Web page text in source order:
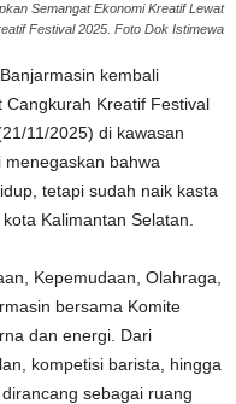
Semangat Ekonomi Kreatif Lewat
Festival 2025. Foto Dok Istimewa
kembali
Kreatif Festival
11/2025) di kawasan
bahwa
tetapi sudah naik kasta
Kalimantan Selatan.
Kepemudaan, Olahraga,
bersama Komite
dan energi. Dari
kompetisi barista, hingga
sebagai ruang